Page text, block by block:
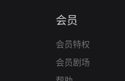
会员
会员特权
会员剧场